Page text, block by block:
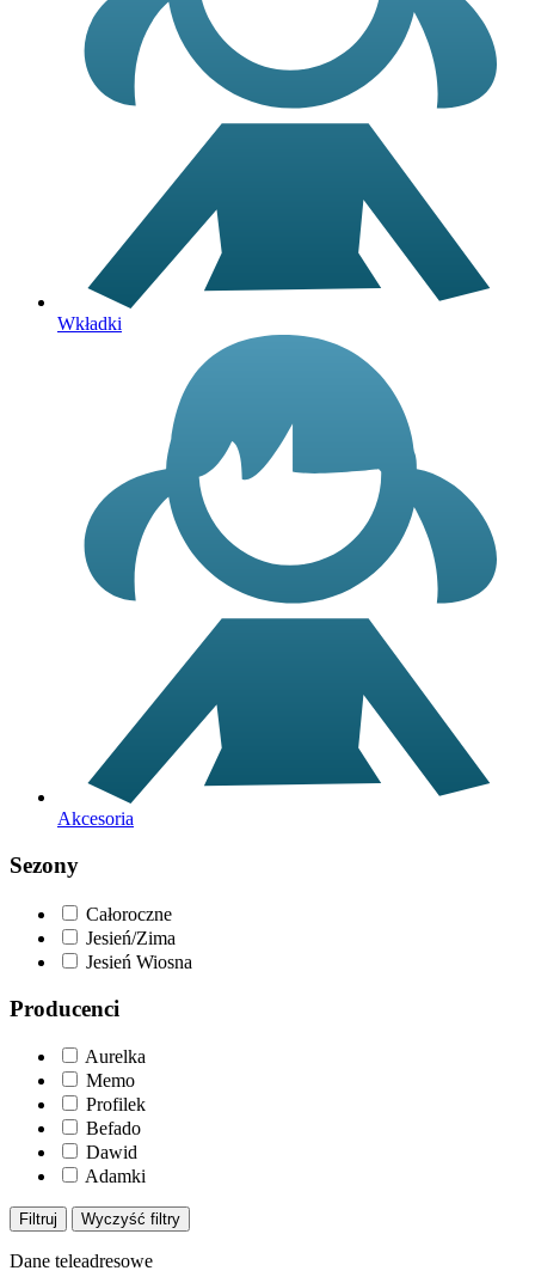
Wkładki
Akcesoria
Sezony
Całoroczne
Jesień/Zima
Jesień Wiosna
Producenci
Aurelka
Memo
Profilek
Befado
Dawid
Adamki
Filtruj Wyczyść filtry
Dane teleadresowe